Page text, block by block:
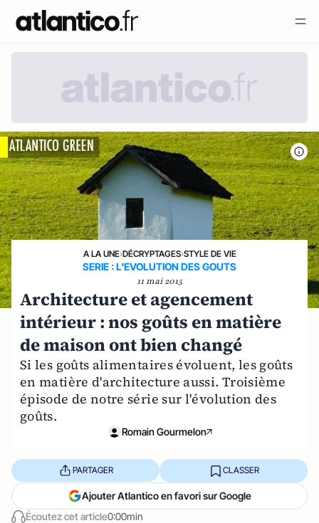
A LA UNE›DÉCRYPTAGES›STYLE DE VIE
SERIE : L'EVOLUTION DES GOUTS
11 mai 2015
Architecture et agencement
intérieur : nos goûts en matière
de maison ont bien changé
Si les goûts alimentaires évoluent, les goûts
en matière d'architecture aussi. Troisième
épisode de notre série sur l'évolution des
goûts.
Romain Gourmelon
Écoutez cet article0:00min
PARTAGER CLASSER
Ajouter Atlantico en favori sur Google